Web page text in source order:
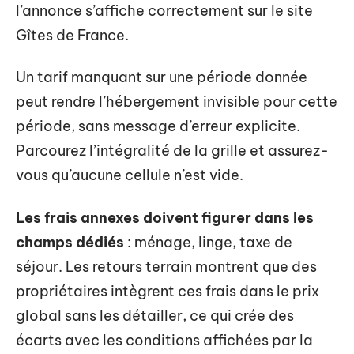
l’annonce s’affiche correctement sur le site
Gîtes de France.
Un tarif manquant sur une période donnée
peut rendre l’hébergement invisible pour cette
période, sans message d’erreur explicite.
Parcourez l’intégralité de la grille et assurez-
vous qu’aucune cellule n’est vide.
Les frais annexes doivent figurer dans les
champs dédiés : ménage, linge, taxe de
séjour. Les retours terrain montrent que des
propriétaires intègrent ces frais dans le prix
global sans les détailler, ce qui crée des
écarts avec les conditions affichées par la